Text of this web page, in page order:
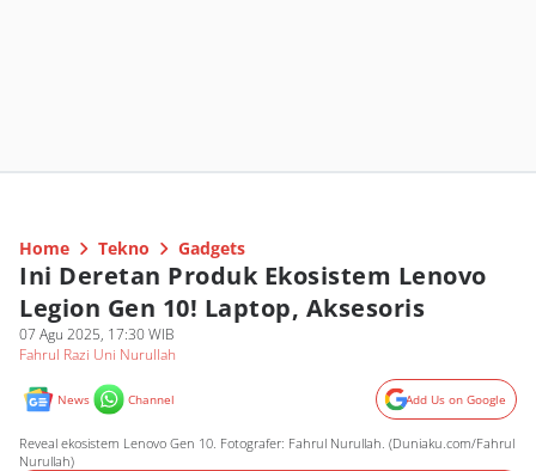
Home Tekno Gadgets
Ini Deretan Produk Ekosistem Lenovo
Legion Gen 10! Laptop, Aksesoris
07 Agu 2025, 17:30 WIB
Fahrul Razi Uni Nurullah
News Channel Add Us on Google
Reveal ekosistem Lenovo Gen 10. Fotografer: Fahrul Nurullah. (Duniaku.com/Fahrul
Nurullah)